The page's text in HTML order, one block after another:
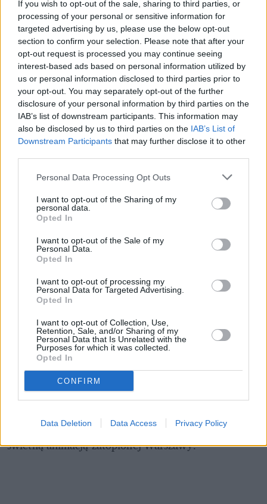
If you wish to opt-out of the sale, sharing to third parties, or
processing of your personal or sensitive information for
targeted advertising by us, please use the below opt-out
section to confirm your selection. Please note that after your
opt-out request is processed you may continue seeing
interest-based ads based on personal information utilized by
us or personal information disclosed to third parties prior to
your opt-out. You may separately opt-out of the further
disclosure of your personal information by third parties on the
IAB’s list of downstream participants. This information may
also be disclosed by us to third parties on the IAB’s List of
Downstream Participants that may further disclose it to other
Personal Data Processing Opt Outs
I want to opt-out of the Sharing of my
personal data.
Opted In
I want to opt-out of the Sale of my
Personal Data.
Opted In
I want to opt-out of processing my
Personal Data for Targeted Advertising.
Opted In
I want to opt-out of Collection, Use,
Retention, Sale, and/or Sharing of my
Personal Data that Is Unrelated with the
Purposes for which it was collected.
Opted In
CONFIRM
Data Deletion Data Access Privacy Policy
Bohaterem "Ślepnąc od świateł" jest też samo miasto,
oglądamy jego nieprzystępne zakamarki, których
większość widzów w życiu nie zobaczy, a które są na
wyciągnięcie ręki. Z kamerą zaglądamy do wnętrza
dusznego klubu z muzyką techno, rozpadających się
i zagrzybiałych kamienic, ale i ekskluzywnych
apartamentów. To tam toczy się nocne życie
Warszawy, które początkowo fascynuje, ale na
dłuższą metę doprowadza do upadku.
Po trzech odcinkach śmiało stwierdzam, że HBO
dostarczył widzom towar prima sort, który uzależnia
niemal od razu. "Ślepnąc od świateł" nie tylko
zachwyca aktorsko, ale i muzycznie (na ścieżce jest
np. Pro8l3m!) oraz wizualnie. Obserwowany
wycinek świata często miesza się z koszmarami i
wizjami reprezentującymi to co się dzieje w głowie
głównego bohatera. Już samo intro serialu powala
świetną animacją zatopionej Warszawy.